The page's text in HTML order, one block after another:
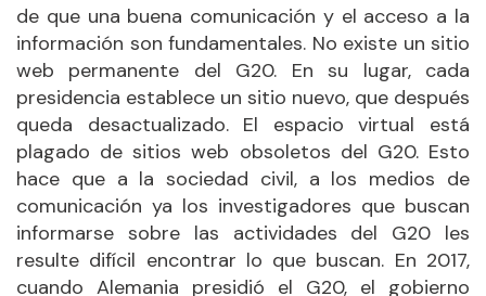
de que una buena comunicación y el acceso a la
información son fundamentales. No existe un sitio
web permanente del G20. En su lugar, cada
presidencia establece un sitio nuevo, que después
queda desactualizado. El espacio virtual está
plagado de sitios web obsoletos del G20. Esto
hace que a la sociedad civil, a los medios de
comunicación ya los investigadores que buscan
informarse sobre las actividades del G20 les
resulte difícil encontrar lo que buscan. En 2017,
cuando Alemania presidió el G20, el gobierno